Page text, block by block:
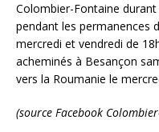
Colombier-Fontaine
pendant les permanences
mercredi et vendredi de
acheminés à Besançon
vers la Roumanie le
(source Facebook